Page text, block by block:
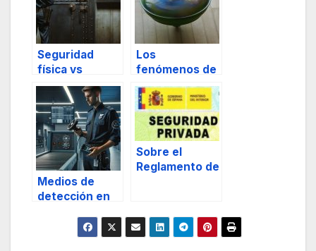
Seguridad
física vs
seguridad
electrónica
Los
fenómenos de
movimientos
centrípetos y
centrífugos en
escenarios de
masas
humanas Parte
II
Medios de
detección en
Sobre el
Reglamento de